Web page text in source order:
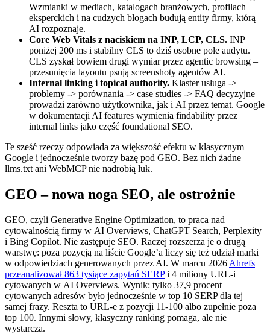
Wzmianki w mediach, katalogach branżowych, profilach
eksperckich i na cudzych blogach budują entity firmy, którą
AI rozpoznaje.
Core Web Vitals z naciskiem na INP, LCP, CLS. INP
poniżej 200 ms i stabilny CLS to dziś osobne pole audytu.
CLS zyskał bowiem drugi wymiar przez agentic browsing –
przesunięcia layoutu psują screenshoty agentów AI.
Internal linking i topical authority. Klaster usługa ->
problemy -> porównania -> case studies -> FAQ decyzyjne
prowadzi zarówno użytkownika, jak i AI przez temat. Google
w dokumentacji AI features wymienia findability przez
internal links jako część foundational SEO.
Te sześć rzeczy odpowiada za większość efektu w klasycznym
Google i jednocześnie tworzy bazę pod GEO. Bez nich żadne
llms.txt ani WebMCP nie nadrobią luk.
GEO – nowa noga SEO, ale ostrożnie
GEO, czyli Generative Engine Optimization, to praca nad
cytowalnością firmy w AI Overviews, ChatGPT Search, Perplexity
i Bing Copilot. Nie zastępuje SEO. Raczej rozszerza je o drugą
warstwę: poza pozycją na liście Google’a liczy się też udział marki
w odpowiedziach generowanych przez AI. W marcu 2026 Ahrefs
przeanalizował 863 tysiące zapytań SERPi 4 miliony URL-i
cytowanych w AI Overviews. Wynik: tylko 37,9 procent
cytowanych adresów było jednocześnie w top 10 SERP dla tej
samej frazy. Reszta to URL-e z pozycji 11-100 albo zupełnie poza
top 100. Innymi słowy, klasyczny ranking pomaga, ale nie
wystarcza.